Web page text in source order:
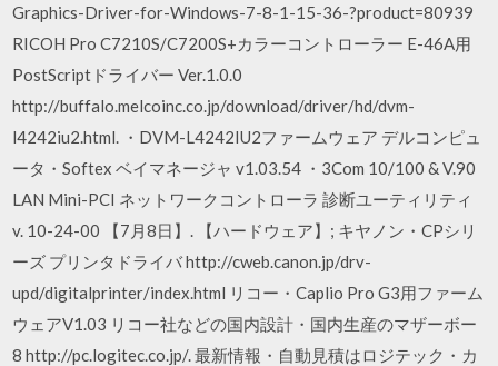
Graphics-Driver-for-Windows-7-8-1-15-36-?product=80939
RICOH Pro C7210S/C7200S+カラーコントローラー E-46A用
PostScriptドライバー Ver.1.0.0
http://buffalo.melcoinc.co.jp/download/driver/hd/dvm-
l4242iu2.html. ・DVM-L4242IU2ファームウェア デルコンピュ
ータ・Softex ベイマネージャ v1.03.54 ・3Com 10/100 & V.90
LAN Mini-PCI ネットワークコントローラ 診断ユーティリティ
v. 10-24-00 【7月8日】. 【ハードウェア】; キヤノン・CPシリ
ーズ プリンタドライバ http://cweb.canon.jp/drv-
upd/digitalprinter/index.html リコー・Caplio Pro G3用ファーム
ウェアV1.03 リコー社などの国内設計・国内生産のマザーボー
8 http://pc.logitec.co.jp/. 最新情報・自動見積はロジテック・カ